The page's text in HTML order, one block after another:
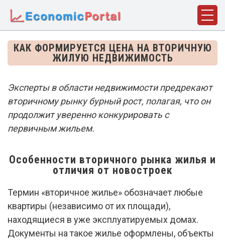
КАК ФОРМИРУЕТСЯ ЦЕНА НА ВТОРИЧНУЮ
ЖИЛУЮ НЕДВИЖИМОСТЬ
Эксперты в области недвижимости предрекают
вторичному рынку бурный рост, полагая, что он
продолжит уверенно конкурировать с
первичным жильем.
Особенности вторичного рынка жилья и
отличия от новостроек
Термин «вторичное жилье» обозначает любые
квартиры (независимо от их площади),
находящиеся в уже эксплуатируемых домах.
Документы на такое жилье оформлены, объекты
ГЛАВНАЯ
ПОНЯТИЯ
ФАКТЫ
ИСТОРИЯ
КОМПАНИИ
СЛОВАРЬ